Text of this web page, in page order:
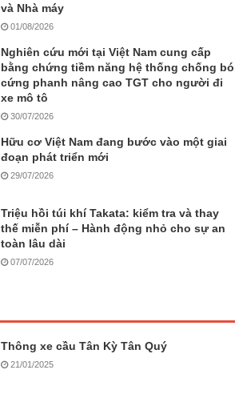
và Nhà máy
01/08/2026
Nghiên cứu mới tại Việt Nam cung cấp
bằng chứng tiềm năng hệ thống chống bó
cứng phanh nâng cao TGT cho người đi
xe mô tô
30/07/2026
Hữu cơ Việt Nam đang bước vào một giai
đoạn phát triển mới
29/07/2026
Triệu hồi túi khí Takata: kiểm tra và thay
thế miễn phí – Hành động nhỏ cho sự an
toàn lâu dài
07/07/2026
Thông xe cầu Tân Kỳ Tân Quý
21/01/2025